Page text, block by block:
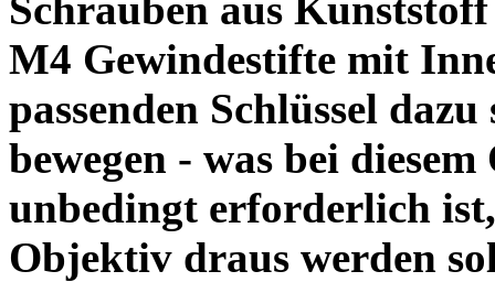
M4 Gewindestifte mit
passenden Schlüssel
bewegen - was bei
unbedingt erforderlich
Objektiv draus